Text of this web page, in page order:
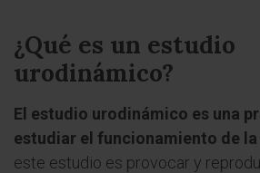
¿Qué es un estudio
urodinámico?
El estudio urodinámico es una
estudiar el funcionamiento de
este estudio es provocar y